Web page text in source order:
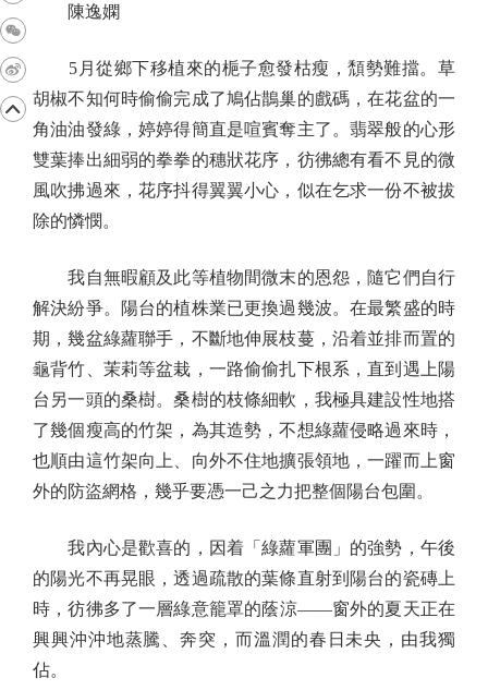
陳逸嫻
5月從鄉下移植來的梔子愈發枯瘦，頹勢難擋。草
胡椒不知何時偷偷完成了鳩佔鵲巢的戲碼，在花盆的一
角油油發綠，婷婷得簡直是喧賓奪主了。翡翠般的心形
雙葉捧出細弱的拳拳的穗狀花序，彷彿總有看不見的微
風吹拂過來，花序抖得翼翼小心，似在乞求一份不被拔
除的憐憫。
我自無暇顧及此等植物間微末的恩怨，隨它們自行
解決紛爭。陽台的植株業已更換過幾波。在最繁盛的時
期，幾盆綠蘿聯手，不斷地伸展枝蔓，沿着並排而置的
龜背竹、茉莉等盆栽，一路偷偷扎下根系，直到遇上陽
台另一頭的桑樹。桑樹的枝條細軟，我極具建設性地搭
了幾個瘦高的竹架，為其造勢，不想綠蘿侵略過來時，
也順由這竹架向上、向外不住地擴張領地，一躍而上窗
外的防盜網格，幾乎要憑一己之力把整個陽台包圍。
我內心是歡喜的，因着「綠蘿軍團」的強勢，午後
的陽光不再晃眼，透過疏散的葉條直射到陽台的瓷磚上
時，彷彿多了一層綠意籠罩的蔭涼——窗外的夏天正在
興興沖沖地蒸騰、奔突，而溫潤的春日未央，由我獨
佔。